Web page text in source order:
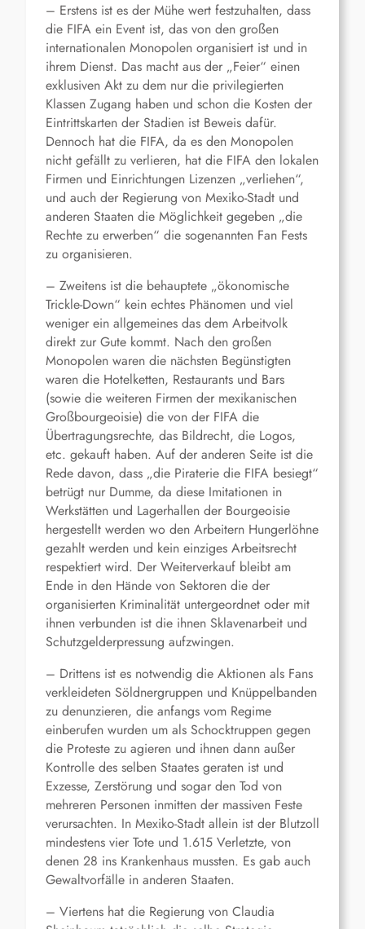
– Erstens ist es der Mühe wert festzuhalten, dass
die FIFA ein Event ist, das von den großen
internationalen Monopolen organisiert ist und in
ihrem Dienst. Das macht aus der „Feier“ einen
exklusiven Akt zu dem nur die privilegierten
Klassen Zugang haben und schon die Kosten der
Eintrittskarten der Stadien ist Beweis dafür.
Dennoch hat die FIFA, da es den Monopolen
nicht gefällt zu verlieren, hat die FIFA den lokalen
Firmen und Einrichtungen Lizenzen „verliehen“,
und auch der Regierung von Mexiko-Stadt und
anderen Staaten die Möglichkeit gegeben „die
Rechte zu erwerben“ die sogenannten Fan Fests
zu organisieren.
– Zweitens ist die behauptete „ökonomische
Trickle-Down“ kein echtes Phänomen und viel
weniger ein allgemeines das dem Arbeitvolk
direkt zur Gute kommt. Nach den großen
Monopolen waren die nächsten Begünstigten
waren die Hotelketten, Restaurants und Bars
(sowie die weiteren Firmen der mexikanischen
Großbourgeoisie) die von der FIFA die
Übertragungsrechte, das Bildrecht, die Logos,
etc. gekauft haben. Auf der anderen Seite ist die
Rede davon, dass „die Piraterie die FIFA besiegt“
betrügt nur Dumme, da diese Imitationen in
Werkstätten und Lagerhallen der Bourgeoisie
hergestellt werden wo den Arbeitern Hungerlöhne
gezahlt werden und kein einziges Arbeitsrecht
respektiert wird. Der Weiterverkauf bleibt am
Ende in den Hände von Sektoren die der
organisierten Kriminalität untergeordnet oder mit
ihnen verbunden ist die ihnen Sklavenarbeit und
Schutzgelderpressung aufzwingen.
– Drittens ist es notwendig die Aktionen als Fans
verkleideten Söldnergruppen und Knüppelbanden
zu denunzieren, die anfangs vom Regime
einberufen wurden um als Schocktruppen gegen
die Proteste zu agieren und ihnen dann außer
Kontrolle des selben Staates geraten ist und
Exzesse, Zerstörung und sogar den Tod von
mehreren Personen inmitten der massiven Feste
verursachten. In Mexiko-Stadt allein ist der Blutzoll
mindestens vier Tote und 1.615 Verletzte, von
denen 28 ins Krankenhaus mussten. Es gab auch
Gewaltvorfälle in anderen Staaten.
– Viertens hat die Regierung von Claudia